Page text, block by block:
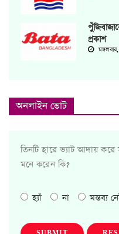
প্রকাশ
অনলাইন ভোট
তিনটি হারে ভ্যাট আদায়
মনে করেন কি?
হ্যাঁ না মন্তব্য